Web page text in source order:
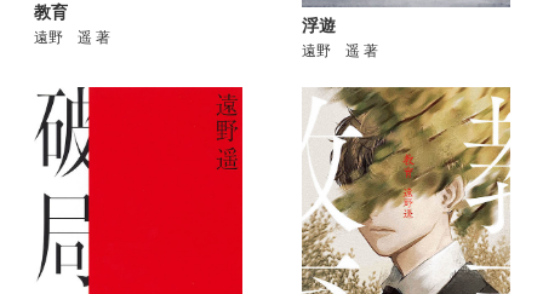
教育
遠野 遥 著
浮遊
遠野 遥 著